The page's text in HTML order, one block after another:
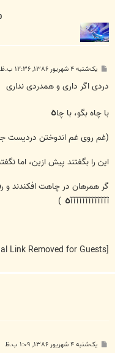
پ
ت
یک‌شنبه ۴ شهریور ۱۳۸۶, ۱۲:۳۶ ب.ظ
دردی اگر داری و همدردی نداری
با چاه بگو، با چاه
(غم روی غم اندوختن دردیست
این را بگفتند پیش ازین، اما
گر همرهان در چاهت افکندند و
آآآآآآآآآآآآآه )
پ یک‌شنبه ۴ شهریور ۱۳۸۶, ۱:۰۹ ب.ظ